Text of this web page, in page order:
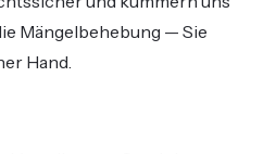
Mängelbehebung — Sie
Hand.